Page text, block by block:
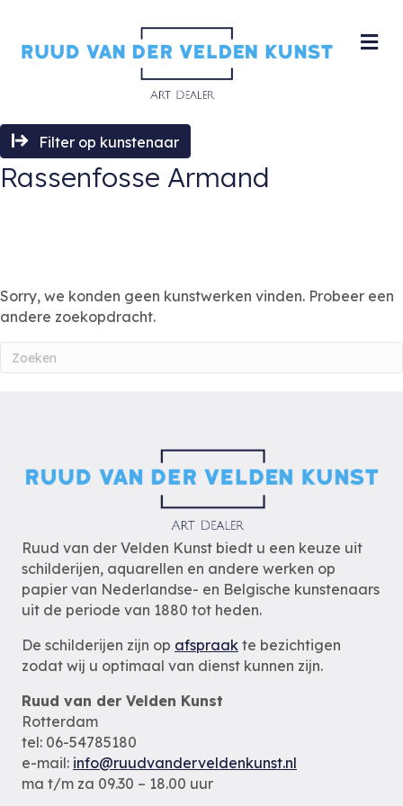
Filter op kunstenaar
Rassenfosse Armand
Sorry, we konden geen kunstwerken vinden. Probeer een
andere zoekopdracht.
Ruud van der Velden Kunst biedt u een keuze uit
schilderijen, aquarellen en andere werken op
papier van Nederlandse- en Belgische kunstenaars
uit de periode van 1880 tot heden.
De schilderijen zijn op afspraak te bezichtigen
zodat wij u optimaal van dienst kunnen zijn.
Ruud van der Velden Kunst
Rotterdam
tel: 06-54785180
e-mail: info@ruudvanderveldenkunst.nl
ma t/m za 09.30 – 18.00 uur